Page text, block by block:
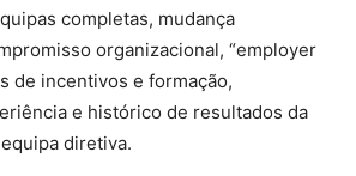
completas, mudança
organizacional, “employer
de incentivos e formação,
e histórico de resultados da
diretiva.